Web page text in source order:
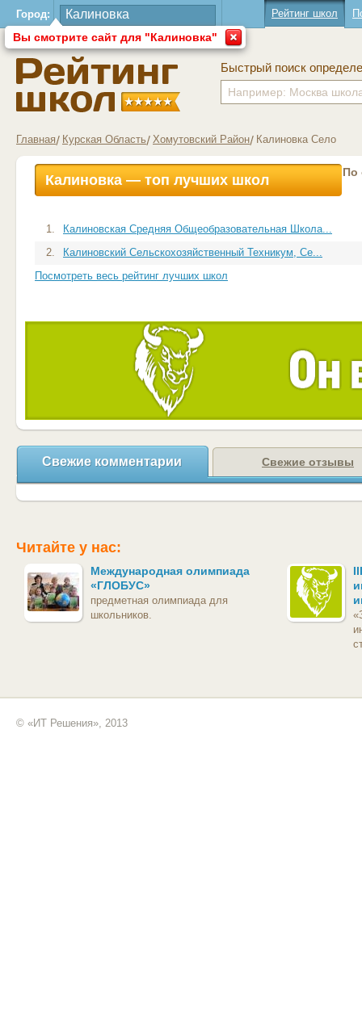
Город:
Вы смотрите сайт для "Калиновка"
Рейтинг школ
Быстрый поиск
Главная Курская Область Хомутовский Район Калиновка Село
Калиновка — топ лучших школ По
1.
Калиновская Средняя Общеобразовательная Школа...
2.
Калиновский Сельскохозяйственный Техникум, Се...
Посмотреть весь рейтинг лучших школ
Свежие комментарии Свежие отзывы
Читайте у нас:
Международная олимпиада
«ГЛОБУС»
предметная олимпиада для
школьников.
© «ИТ Решения», 2013